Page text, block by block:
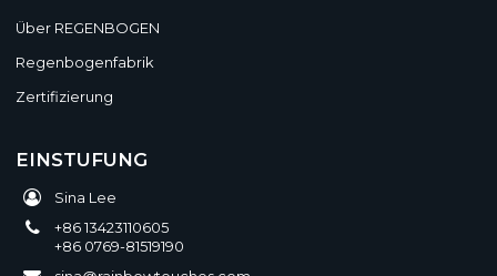
Über REGENBOGEN
Regenbogenfabrik
Zertifizierung
EINSTUFUNG
Sina Lee
+86 13423110605
+86 0769-81519190